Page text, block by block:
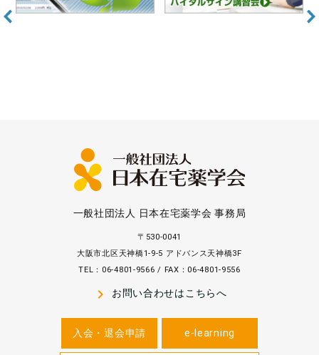
一般社団法人 日本在宅薬学会 事務局
〒530-0041
大阪市北区天神橋1-9-5 アドバンス天神橋3F
TEL：06-4801-9566 / FAX：06-4801-9556
navigate_next お問い合わせはこちらへ
入会・退会申請 e-learning